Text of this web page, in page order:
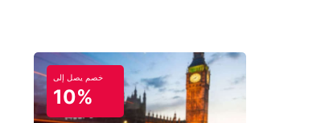
خصم يصل إلى
10%